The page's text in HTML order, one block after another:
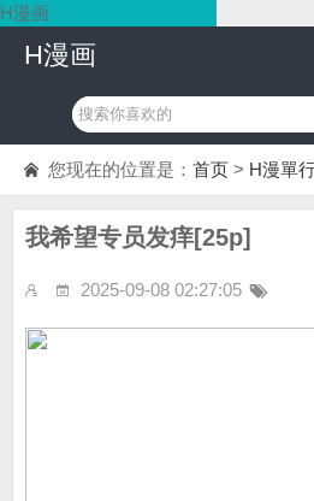
H漫画
H漫画
您现在的位置是： 首页 > H漫單
我希望专员发痒[25p]
2025-09-08 02:27:05